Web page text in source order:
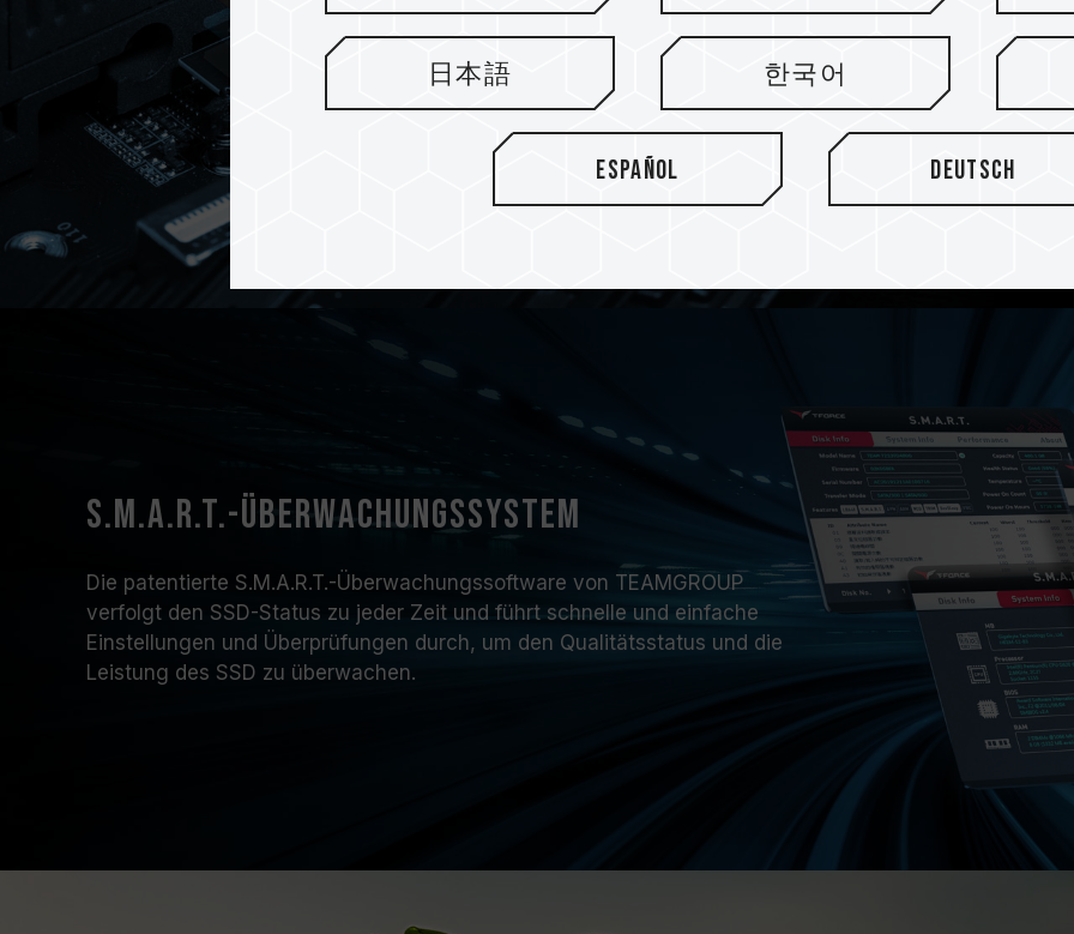
Mit TEAMGROUPs
ausgestattet, lässt sich die
Kühler oder alternativen
verbessern und ein
sie flexibel mit
Lüfterkühler kombiniert
S.M.A.R.T.-Überwachungssystem
Die patentierte S.M.A.R.T.-Überwachungssoftware von TEAMGROUP
verfolgt den SSD-Status zu jeder Zeit und führt schnelle und einfache
Einstellungen und Überprüfungen durch, um den Qualitätsstatus und die
Leistung des SSD zu überwachen.
日本語 한국어
Español Deutsch